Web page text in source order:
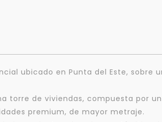
ubicado en Punta del Este, sobre
torre de viviendas, compuesta por
premium, de mayor metraje.